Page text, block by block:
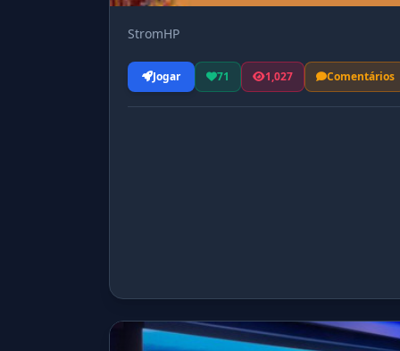
StromHP
Jogar 71 1,027 Comentários